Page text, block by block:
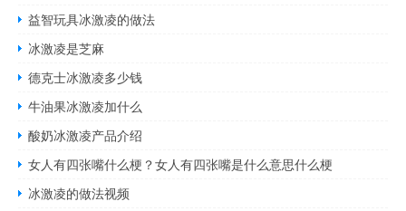
益智玩具冰激凌的做法
冰激凌是芝麻
德克士冰激凌多少钱
牛油果冰激凌加什么
酸奶冰激凌产品介绍
女人有四张嘴什么梗？女人有四张嘴是什么意思什么梗
冰激凌的做法视频